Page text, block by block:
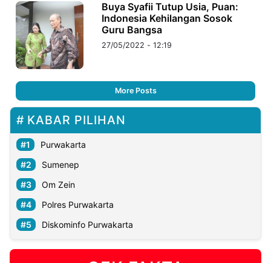
Buya Syafii Tutup Usia, Puan:
Indonesia Kehilangan Sosok
Guru Bangsa
27/05/2022 - 12:19
More Posts
KABAR PILIHAN
Purwakarta
Sumenep
Om Zein
Polres Purwakarta
Diskominfo Purwakarta